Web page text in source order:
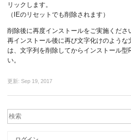
リックします。
（IEのリセットでも削除されます）
削除後に再度インストールをご実施くださ
再インストール後に再び文字化けのよう
は、文字列を削除してからインストール型
い。
更新: Sep 19, 2017